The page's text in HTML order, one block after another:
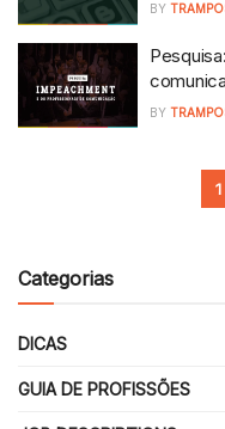
BY
BY
1
Categorias
DICAS
GUIA DE PROFISSÕES